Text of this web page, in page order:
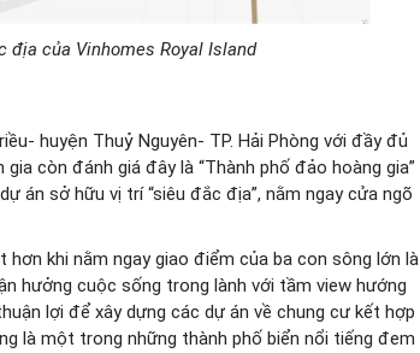
địa của Vinhomes Royal Island
huyện Thuỷ Nguyên- TP. Hải Phòng với đầy đủ
còn đánh giá đây là “Thành phố đảo hoàng gia”
án sở hữu vị trí “siêu đắc địa”, nằm ngay cửa ngõ
khi nằm ngay giao điểm của ba con sông lớn là
hưởng cuộc sống trong lành với tầm view hướng
lợi để xây dựng các dự án về chung cư kết hợp
là một trong những thành phố biển nổi tiếng đem